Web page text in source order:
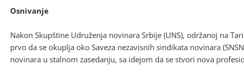
Osnivanje
Nakon Skupštine Udruženja novinara Srbije (UNS), održanoj na
prvo da se okuplja oko Saveza nezavisnih sindikata novinara
novinara u stalnom zasedanju, sa idejom da se stvori nova